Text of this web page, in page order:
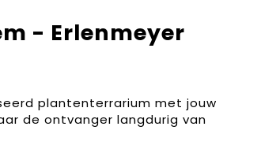
- Erlenmeyer
plantenterrarium met jouw
de ontvanger langdurig van